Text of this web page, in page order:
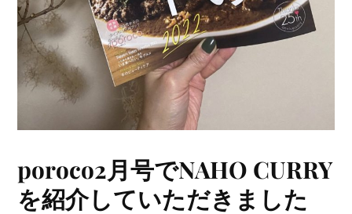
poroco2月号でNAHO CURRY
を紹介していただきました